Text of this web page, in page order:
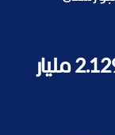
الصادرات الوطنية ترتفع إلى 2.129 مليار